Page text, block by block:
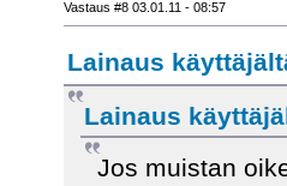
Vastaus #8 03.01.11 - 08:57
Lainaus
Lainaus
Jos muistan